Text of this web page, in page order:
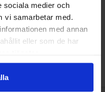
sociala medier och
vi samarbetar med.
med annan
eller som de har
Malaco Salt
13.90 kr